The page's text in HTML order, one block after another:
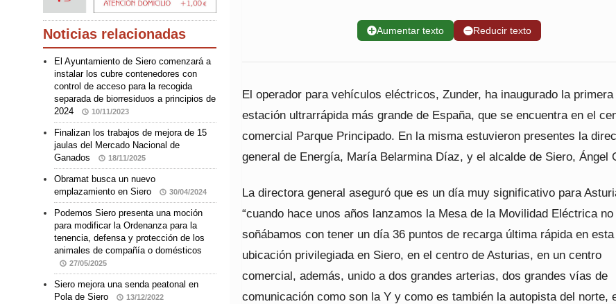
➕Aumentar texto ➖Reducir texto
El operador para vehículos eléctricos, Zunder, ha inaugurado la primera
estación ultrarrápida más grande de España, que se encuentra en el
comercial Parque Principado. En la misma estuvieron presentes la
general de Energía, María Belarmina Díaz, y el alcalde de Siero, Ángel
La directora general aseguró que es un día muy significativo para
“cuando hace unos años lanzamos la Mesa de la Movilidad Eléctrica no
soñábamos con tener un día 36 puntos de recarga última rápida en esta
ubicación privilegiada en Siero, en el centro de Asturias, en un centro
comercial, además, unido a dos grandes arterias, dos grandes vías de
comunicación como son la Y y como es también la autopista del norte,
Noticias relacionadas
El Ayuntamiento de Siero comenzará a
instalar los cubre contenedores con
control de acceso para la recogida
separada de biorresiduos a principios de
2024
10/11/2023
Finalizan los trabajos de mejora de 15
jaulas del Mercado Nacional de
Ganados
18/11/2025
Obramat busca un nuevo
emplazamiento en Siero
30/04/2024
Podemos Siero presenta una moción
para modificar la Ordenanza para la
tenencia, defensa y protección de los
animales de compañía o domésticos
27/05/2025
Siero mejora una senda peatonal en
Pola de Siero
13/12/2022